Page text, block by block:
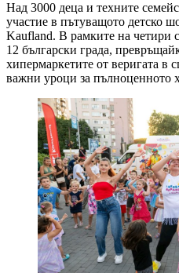
Над 3000 деца и техните
участие в пътуващото детско
Kaufland. В рамките на четири
12 български града,
хипермаркетите от веригата в
важни уроци за пълноценното